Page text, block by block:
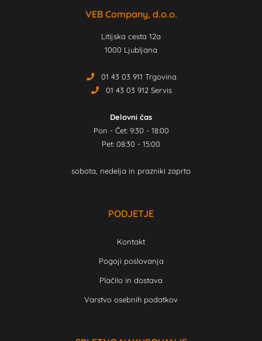
VEB Company, d.o.o.
Litijska cesta 12a
1000 Ljubljana
01 43 03 911 Trgovina
01 43 03 912 Servis
Delovni čas
Pon - Čet: 9:30 - 18:00
Pet: 08:30 - 15:00
sobota, nedelja in prazniki zaprto
PODJETJE
Kontakt
Pogoji poslovanja
Plačilo in dostava
Varstvo osebnih podatkov